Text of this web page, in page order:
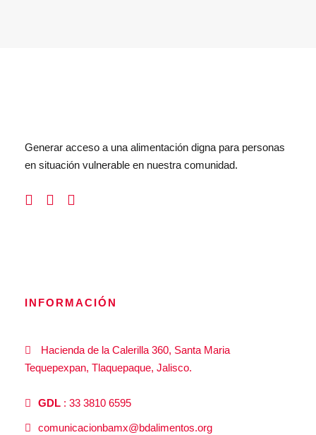
Generar acceso a una alimentación digna para personas
en situación vulnerable en nuestra comunidad.
INFORMACIÓN
Hacienda de la Calerilla 360, Santa Maria
Tequepexpan, Tlaquepaque, Jalisco.
GDL : 33 3810 6595
comunicacionbamx@bdalimentos.org